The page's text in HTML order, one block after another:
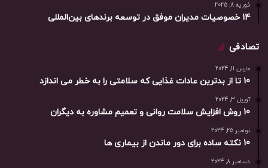
فوریه 8, 2025
14 خصوصیات مدیران موفق در توسعه برندهای بین‌المللی
تصادفی
مارس 11, 2024
10 تا از بدترین عادات غذایی که سلامتی را به خطر می اندازد
آوریل 3, 2024
10 روش افزایش سلامت روانی و تعمیم مشاوره به دیگران
نوامبر 25, 2024
10 نکته ساده برای دور ماندن از بیماری ها
دسامبر 8, 2024